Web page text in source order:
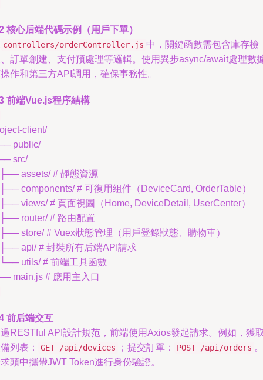
核心后端代碼示例（用戶下單）
controllers/orderController.js 中，關鍵函數需包含庫存檢
訂單創建、支付預處理等邏輯。使用異步async/await處理數
作和第三方API調用，確保事務性。
前端Vue.js程序結構
client/
public/
src/
assets/ # 靜態資源
components/ # 可復用組件（DeviceCard, OrderTable）
views/ # 頁面視圖（Home, DeviceDetail, UserCenter）
router/ # 路由配置
store/ # Vuex狀態管理（用戶登錄狀態、購物車）
api/ # 封裝所有后端API請求
utils/ # 前端工具函數
main.js # 應用主入口
前后端交互
RESTful API設計規范，前端使用Axios發起請求。例如，獲
列表：
GET /api/devices ；提交訂單： POST /api/orders 。
頭中攜帶JWT Token進行身份驗證。